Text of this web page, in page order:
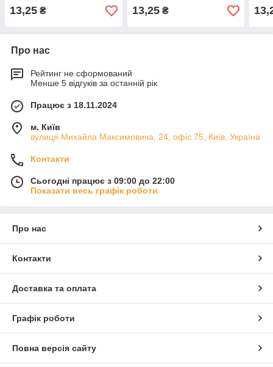
преміум шоколад з
логотипом 100 шт
13,25 ₴
чорні преміум шоколадки
100 шт
13,25₴
Про нас
Рейтинг не сформований
Менше 5 відгуків за останній рік
Працює з 18.11.2024
м. Київ
вулиця Михайла Максимовича, 24, офіс 75, Київ, Україна
Контакти
Сьогодні працює з 09:00 до 22:00
Показати весь графік роботи
Про нас
Контакти
Доставка та оплата
Графік роботи
Повна версія сайту